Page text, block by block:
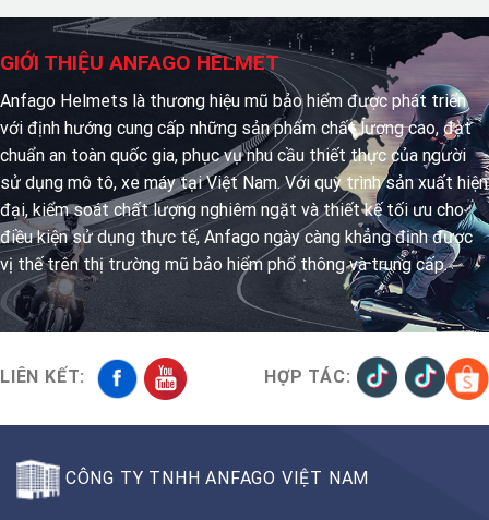
GIỚI THIỆU ANFAGO HELMET
Anfago Helmets là thương hiệu mũ bảo hiểm được phát triển
với định hướng cung cấp những sản phẩm chất lượng cao, đạt
chuẩn an toàn quốc gia, phục vụ nhu cầu thiết thực của người
sử dụng mô tô, xe máy tại Việt Nam. Với quy trình sản xuất hiện
đại, kiểm soát chất lượng nghiêm ngặt và thiết kế tối ưu cho
điều kiện sử dụng thực tế, Anfago ngày càng khẳng định được
vị thế trên thị trường mũ bảo hiểm phổ thông và trung cấp.
LIÊN KẾT: HỢP TÁC:
CÔNG TY TNHH ANFAGO VIỆT NAM